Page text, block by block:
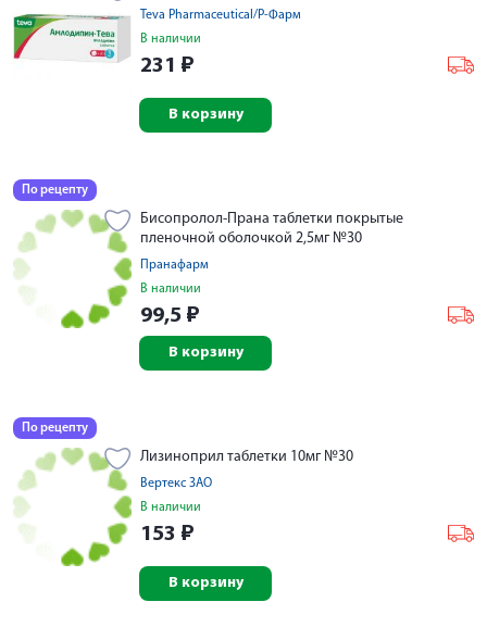
Teva Pharmaceutical/Р-Фарм
В наличии
231 ₽
В корзину
По рецепту
Бисопролол-Прана таблетки покрытые
пленочной оболочкой 2,5мг №30
Пранафарм
В наличии
99,5 ₽
В корзину
По рецепту
Лизиноприл таблетки 10мг №30
Вертекс ЗАО
В наличии
153 ₽
В корзину